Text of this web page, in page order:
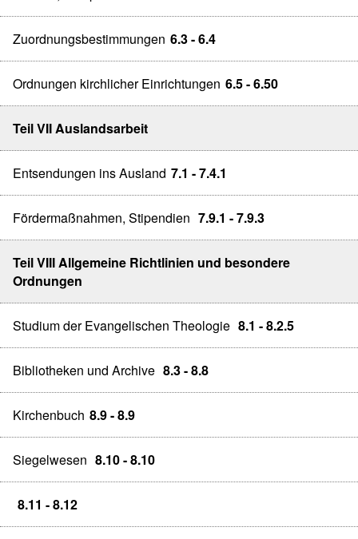
Zuordnungsbestimmungen 6.3 - 6.4
Ordnungen kirchlicher Einrichtungen 6.5 - 6.50
Teil VII Auslandsarbeit
Entsendungen ins Ausland 7.1 - 7.4.1
Fördermaßnahmen, Stipendien 7.9.1 - 7.9.3
Teil VIII Allgemeine Richtlinien und besondere
Ordnungen
Studium der Evangelischen Theologie 8.1 - 8.2.5
Bibliotheken und Archive 8.3 - 8.8
Kirchenbuch 8.9 - 8.9
Siegelwesen 8.10 - 8.10
8.11 - 8.12